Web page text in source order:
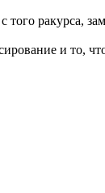
того ракурса,
и то,